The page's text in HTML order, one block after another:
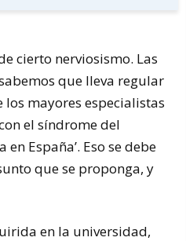
cierto nerviosismo. Las
que lleva regular
mayores especialistas
el síndrome del
España’. Eso se debe
que se proponga, y
en la universidad,